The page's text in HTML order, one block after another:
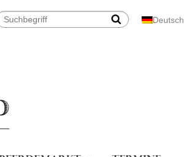
Deutsch